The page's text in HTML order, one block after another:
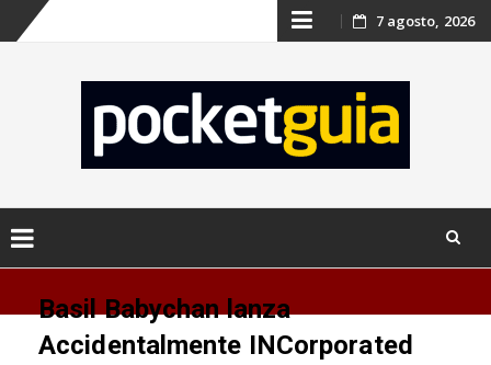
Skip
content
7 agosto, 2026
Basil Babychan lanza
Accidentalmente INCorporated